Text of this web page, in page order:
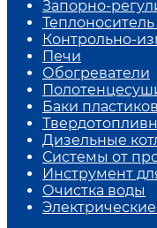
Запорно-
Контрольно-
Печи
Обогреватели
Баки
Дизельные
Системы от
Инструмент
Очистка воды